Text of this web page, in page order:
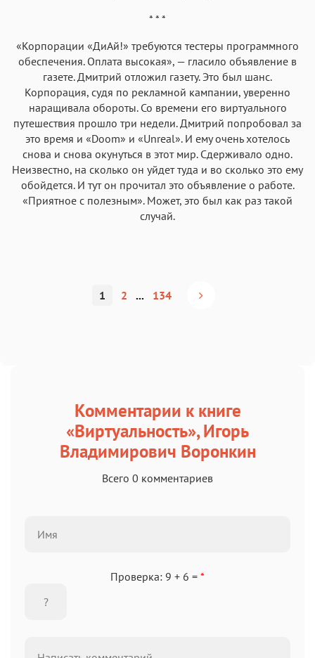
* * *
«Корпорации «ДиАй!» требуются тестеры программного
обеспечения. Оплата высокая», — гласило объявление в
газете. Дмитрий отложил газету. Это был шанс.
Корпорация, судя по рекламной кампании, уверенно
наращивала обороты. Со времени его виртуального
путешествия прошло три недели. Дмитрий попробовал за
это время и «Doom» и «Unreal». И ему очень хотелось
снова и снова окунуться в этот мир. Сдерживало одно.
Неизвестно, на сколько он уйдет туда и во сколько это ему
обойдется. И тут он прочитал это объявление о работе.
«Приятное с полезным». Может, это был как раз такой
случай.
1 2 ... 134
Комментарии к книге
«Виртуальность», Игорь
Владимирович Воронкин
Всего 0 комментариев
Проверка: 9 + 6 = *